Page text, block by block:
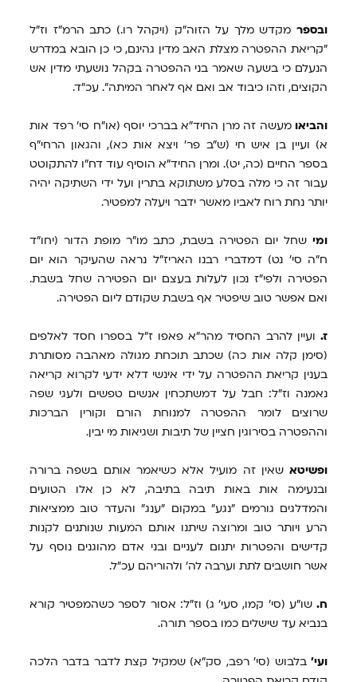
ובספר מקדש מלך על הזוה"ק (ויקהל רו.) כתב הרמ"ז וז"ל
"קריאת ההפטרה מצלת האב מדין גהינם, כי כן הובא במדרש
הנעלם כי בשעה שאמר בני ההפטרה בקהל נושעתי מדין אש
הקוצים, וזהו כיבוד אב ואם אף לאחר המיתה". עכ"ד.
והביאו מעשה זה מרן החיד"א בברכי יוסף (או"ח סי' רפד אות
א) ועיין בן איש חי (ש"ב פר' ויצא אות כא), והגאון הרחי"ף
בספר החיים (כה, יט). ומרן החיד"א הוסיף עוד דח"ו להתקוטט
עבור זה כי מלה בסלע משתוקא בתרין ועל ידי השתיקה יהיה
יותר נחת רוח לאביו מאשר ידבר ויעלה למפטיר.
ומי שחל יום הפטירה בשבת, כתב מו"ר מופת הדור (יחו"ד
ח"ה סי' נט) דמדברי רבנו האריז"ל נראה שהעיקר הוא יום
הפטירה ולפי"ז נכון לעלות בעצם יום הפטירה שחל בשבת.
ואם אפשר טוב שיפטיר אף בשבת שקודם ליום הפטירה.
ז. ועיין להרב החסיד מהר"א פאפו ז"ל בספרו חסד לאלפים
(סימן קלה אות כה) שכתב תוכחת מגולה מאהבה מסותרת
בענין קריאת ההפטרה על ידי אינשי דלא ידעי לקרוא קריאה
נאמנה וז"ל: חבל על דמשתכחין אנשים טפשים ולעגי שפה
שרוצים לומר ההפטרה למנוחת הורם וקורין הברכות
וההפטרה בסירוגין חציין של תיבות ושגיאות מי יבין.
ופשיטא שאין זה מועיל אלא כשיאמר אותם בשפה ברורה
ובנעימה אות באות תיבה בתיבה, לא כן אלו הטועים
והמדלגים גורמים "נגע" במקום "ענג" והעדר טוב ממציאות
הרע ויותר טוב ומרוצה שיתנו אותם המעות שנותנים לקנות
קדישים והפטרות יתנום לעניים ובני אדם מהוגנים נוסף על
אשר חושבים לתת וערבה לה' ולהוריהם עכ"ל.
ח. שו"ע (סי' קמו, סעי' ג) וז"ל: אסור לספר כשהמפטיר קורא
בנביא עד שישלים כמו בספר תורה.
ועי' בלבוש (סי' רפב, סק"א) שמקיל קצת לדבר בדבר הלכה